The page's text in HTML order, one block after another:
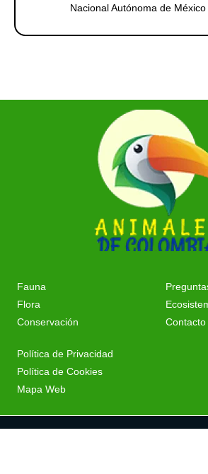
Nacional Autónoma de México
Fauna
Flora
Conservación
Contacto
Política de Privacidad
Política de Cookies
Mapa Web